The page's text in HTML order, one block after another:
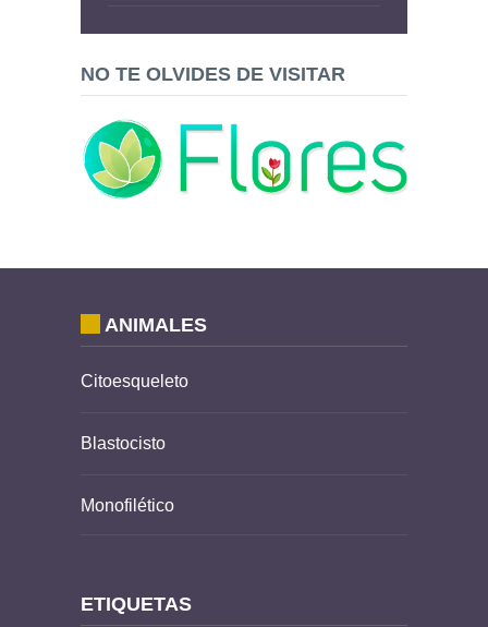
NO TE OLVIDES DE VISITAR
ANIMALES
Citoesqueleto
Blastocisto
Monofilético
ETIQUETAS